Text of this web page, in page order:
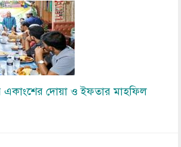
একাংশের দোয়া ও ইফতার মাহফিল